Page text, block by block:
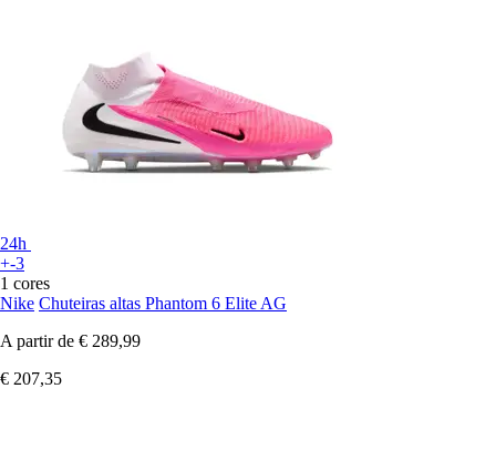
24h
+-3
1 cores
Nike Chuteiras altas Phantom 6 Elite AG
A partir de € 289,99
€ 207,35